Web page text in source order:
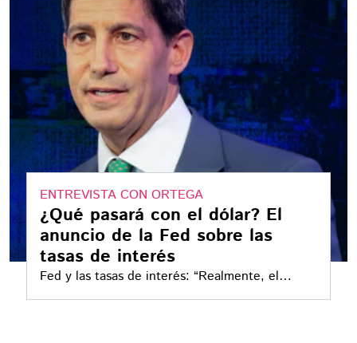
ENTREVISTA CON ORTEGA
¿Qué pasará con el dólar? El
anuncio de la Fed sobre las
tasas de interés
Fed y las tasas de interés: “Realmente, el
mercado laboral continúa mostrando indicios de